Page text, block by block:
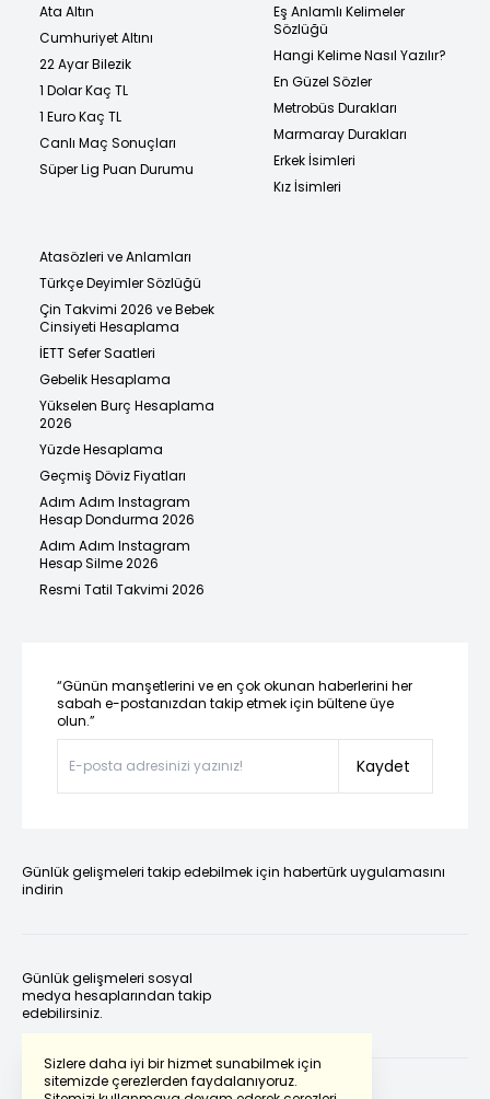
Sizlere daha iyi bir hizmet sunabilmek için
sitemizde çerezlerden faydalanıyoruz.
Ata Altın
Cumhuriyet Altını
22 Ayar Bilezik
1 Dolar Kaç TL
1 Euro Kaç TL
Canlı Maç Sonuçları
Süper Lig Puan Durumu
Eş Anlamlı Kelimeler
Sözlüğü
Hangi Kelime Nasıl Yazılır?
En Güzel Sözler
Metrobüs Durakları
Marmaray Durakları
Erkek İsimleri
Kız İsimleri
Atasözleri ve Anlamları
Türkçe Deyimler Sözlüğü
Çin Takvimi 2026 ve Bebek
Cinsiyeti Hesaplama
İETT Sefer Saatleri
Gebelik Hesaplama
Yükselen Burç Hesaplama
2026
Yüzde Hesaplama
Geçmiş Döviz Fiyatları
Adım Adım Instagram
Hesap Dondurma 2026
Adım Adım Instagram
Hesap Silme 2026
Resmi Tatil Takvimi 2026
“Günün manşetlerini ve en çok okunan haberlerini her
sabah e-postanızdan takip etmek için bültene üye
olun.”
Kaydet
Günlük gelişmeleri takip edebilmek için habertürk uygulamasını
indirin
Günlük gelişmeleri sosyal
medya hesaplarından takip
edebilirsiniz.